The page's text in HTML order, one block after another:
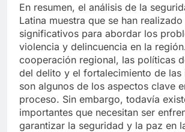
En resumen, el análisis de la
Latina muestra que se han
significativos para abordar los
violencia y delincuencia en la
cooperación regional, las políticas
del delito y el fortalecimiento de las
son algunos de los aspectos clave
proceso. Sin embargo, todavía
importantes que necesitan ser
garantizar la seguridad y la paz en